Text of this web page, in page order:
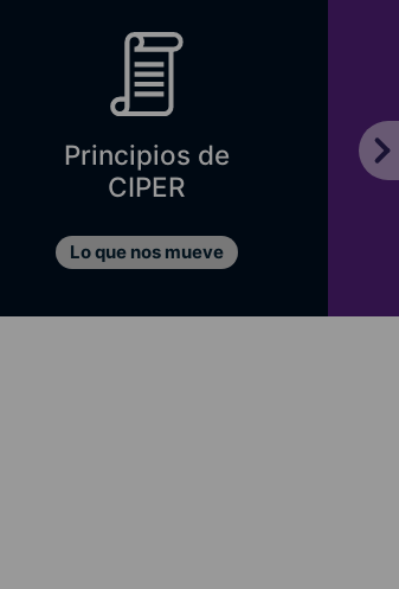
Principios de
CIPER
Lo que nos mueve